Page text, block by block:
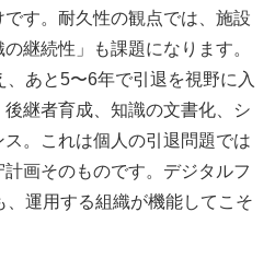
す。耐久性の観点では、施設
継続性」も課題になります。
、あと5〜6年で引退を視野に入
継者育成、知識の文書化、シ
。これは個人の引退問題では
画そのものです。デジタルフ
運用する組織が機能してこそ